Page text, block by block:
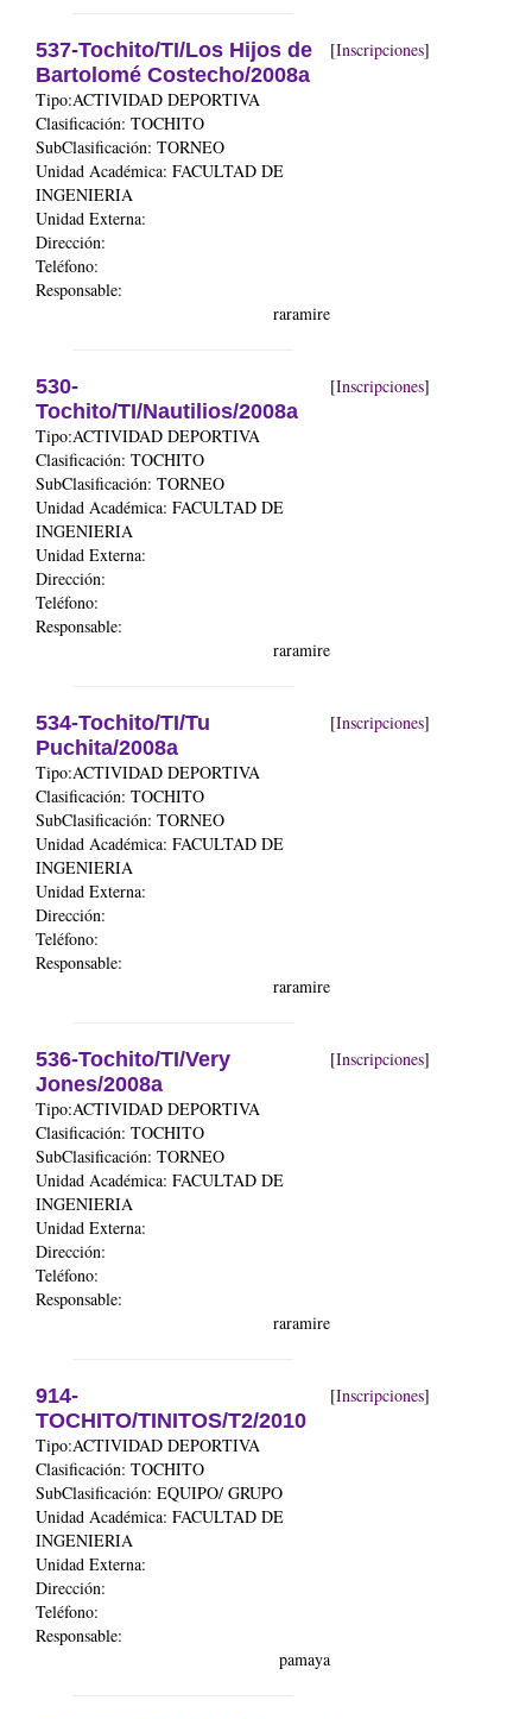
537-Tochito/TI/Los Hijos de
Bartolomé Costecho/2008a
Tipo:ACTIVIDAD DEPORTIVA
Clasificación: TOCHITO
SubClasificación: TORNEO
Unidad Académica: FACULTAD DE
INGENIERIA
Unidad Externa:
Dirección:
Teléfono:
Responsable:
raramire
[Inscripciones]
530-
Tochito/TI/Nautilios/2008a
Tipo:ACTIVIDAD DEPORTIVA
Clasificación: TOCHITO
SubClasificación: TORNEO
Unidad Académica: FACULTAD DE
INGENIERIA
Unidad Externa:
Dirección:
Teléfono:
Responsable:
raramire
[Inscripciones]
534-Tochito/TI/Tu
Puchita/2008a
Tipo:ACTIVIDAD DEPORTIVA
Clasificación: TOCHITO
SubClasificación: TORNEO
Unidad Académica: FACULTAD DE
INGENIERIA
Unidad Externa:
Dirección:
Teléfono:
Responsable:
raramire
[Inscripciones]
536-Tochito/TI/Very
Jones/2008a
Tipo:ACTIVIDAD DEPORTIVA
Clasificación: TOCHITO
SubClasificación: TORNEO
Unidad Académica: FACULTAD DE
INGENIERIA
Unidad Externa:
Dirección:
Teléfono:
Responsable:
raramire
[Inscripciones]
914-
TOCHITO/TINITOS/T2/2010
Tipo:ACTIVIDAD DEPORTIVA
Clasificación: TOCHITO
SubClasificación: EQUIPO/ GRUPO
Unidad Académica: FACULTAD DE
INGENIERIA
Unidad Externa:
Dirección:
Teléfono:
Responsable:
pamaya
[Inscripciones]